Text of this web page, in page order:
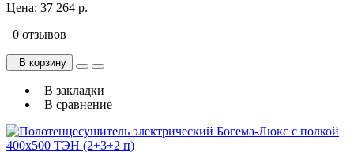
Цена: 37 264 р.
0 отзывов
В корзину
В закладки
В сравнение